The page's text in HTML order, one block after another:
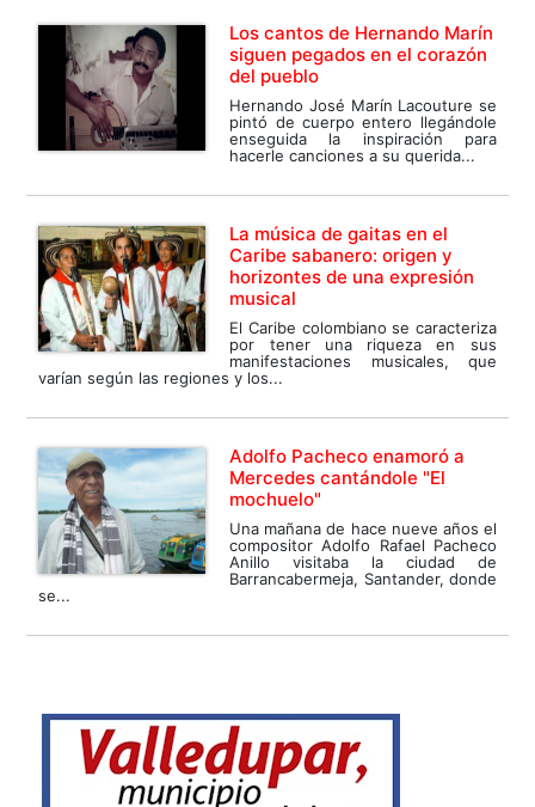
Los cantos de Hernando Marín
siguen pegados en el corazón
del pueblo
Hernando José Marín Lacouture se
pintó de cuerpo entero llegándole
enseguida la inspiración para
hacerle canciones a su querida...
La música de gaitas en el
Caribe sabanero: origen y
horizontes de una expresión
musical
El Caribe colombiano se caracteriza
por tener una riqueza en sus
manifestaciones musicales, que
varían según las regiones y los...
Adolfo Pacheco enamoró a
Mercedes cantándole "El
mochuelo"
Una mañana de hace nueve años el
compositor Adolfo Rafael Pacheco
Anillo visitaba la ciudad de
Barrancabermeja, Santander, donde
se...